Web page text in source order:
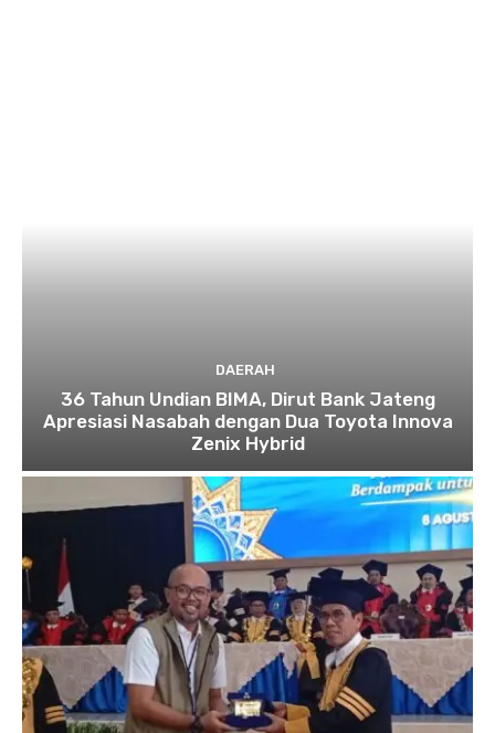
DAERAH
36 Tahun Undian BIMA, Dirut Bank Jateng
Apresiasi Nasabah dengan Dua Toyota Innova
Zenix Hybrid